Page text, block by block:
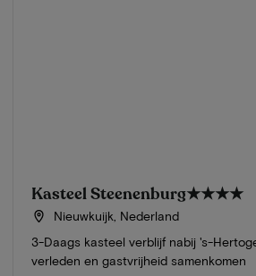
Kasteel Steenenburg★★★★
Nieuwkuijk, Nederland
3-Daags kasteel verblijf nabij 's-
verleden en gastvrijheid samenkomen